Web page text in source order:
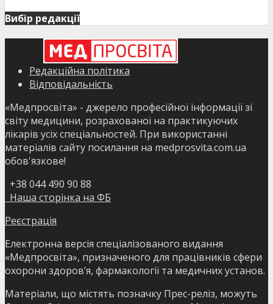
Вибір редакції
Редакційна політика
Відповідальність
«Медпросвіта» - джерело професійної інформації зі
світу медицини, розрахованої на практикуючих
лікарів усіх спеціальностей. При використанні
матеріалів сайту посилання на medprosvita.com.ua
обов'язкове!
+38 044 490 90 88
Наша сторінка на ФБ
Реєстрація
Електронна версія спеціалізованого видання
«Медпросвіта», призначеного для працівників сфери
охорони здоров’я, фармакології та медичних установ.
Матеріали, що містять позначку Прес-реліз, можуть